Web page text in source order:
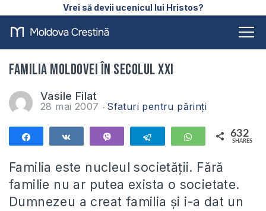
Vrei să devii ucenicul lui Hristos?
Familia Moldovei în secolul XXI
Vasile Filat
28 mai 2007 Sfaturi pentru părinți
Telegram WhatsApp
632
SHARES
Familia este nucleul societăţii. Fără
familie nu ar putea exista o societate.
Dumnezeu a creat familia şi i-a dat un